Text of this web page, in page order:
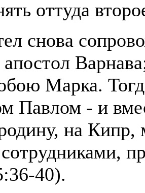
оттуда
снова
апостол
Марка.
Павлом - и
на Кипр,
40).